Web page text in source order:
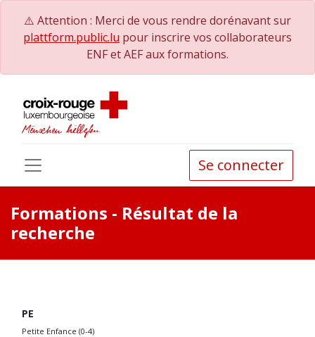
⚠️ Attention : Merci de vous rendre dorénavant sur
plattform.public.lu pour inscrire vos collaborateurs
ENF et AEF aux formations.
Se connecter
Formations - Résultat de la
recherche
PE
Petite Enfance (0-4)